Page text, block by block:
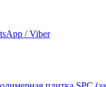
/ Viber